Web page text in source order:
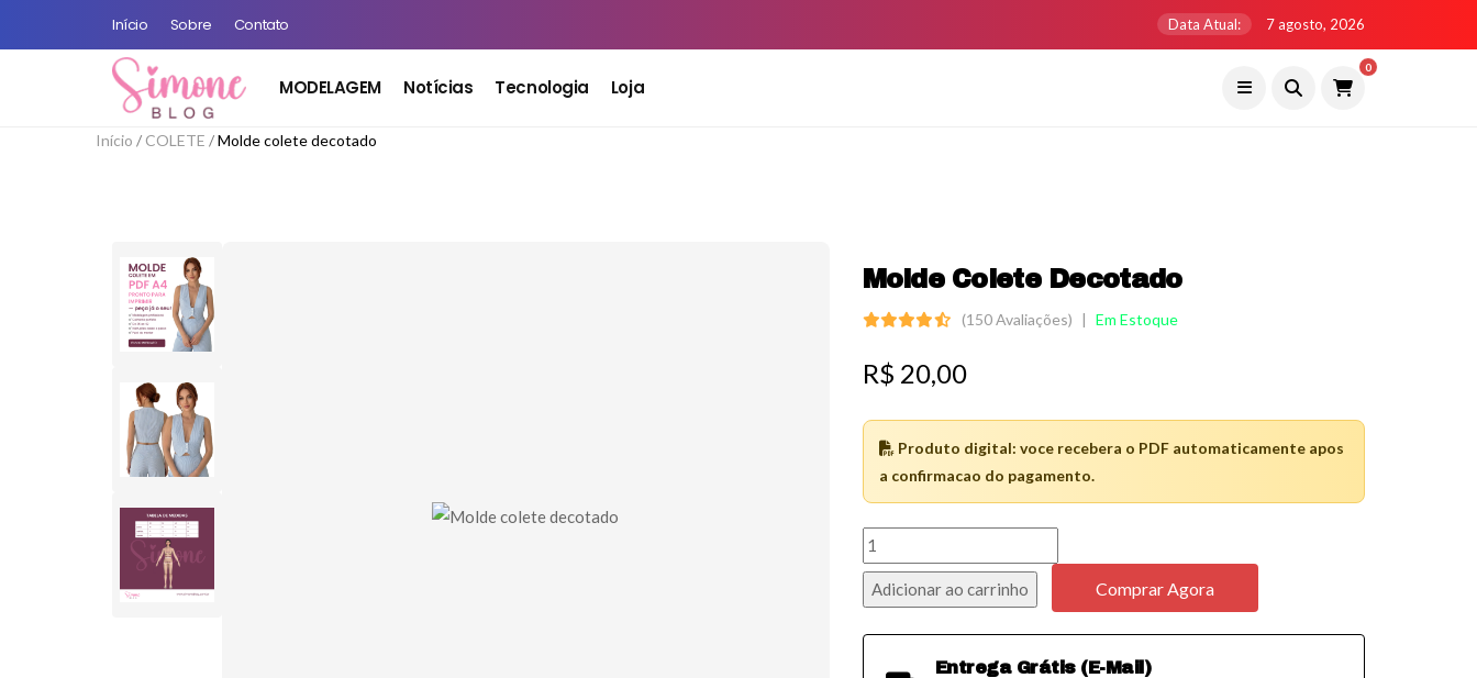
Início Sobre Contato Data Atual: 7 agosto, 2026
MODELAGEM Notícias Tecnologia Loja
0
Início / COLETE /Molde colete decotado
Molde Colete Decotado
(150 Avaliações) | Em Estoque
R$ 20,00
Produto digital: voce recebera o PDF automaticamente apos
a confirmacao do pagamento.
Molde
colete
decotado
quantidade
Adicionar ao carrinho Comprar Agora
Entrega Grátis (E-Mail)